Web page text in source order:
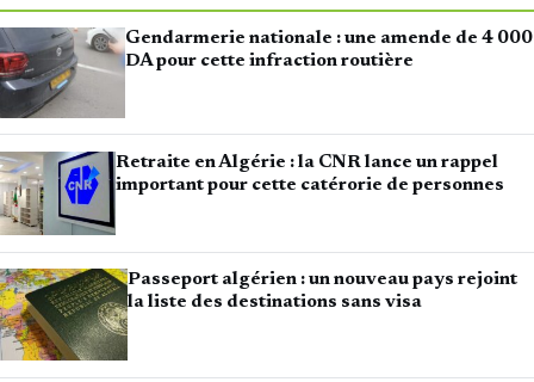
Gendarmerie nationale : une amende de 4 000
DA pour cette infraction routière
Retraite en Algérie : la CNR lance un rappel
important pour cette catérorie de personnes
Passeport algérien : un nouveau pays rejoint
la liste des destinations sans visa